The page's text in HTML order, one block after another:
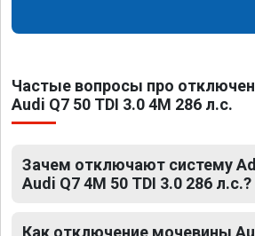
Частые вопросы про
Audi Q7 50 TDI 3.0 4M 286 л.с.
Зачем отключают систему
Audi Q7 4M 50 TDI 3.0 286 л.с.?
Как отключение мочевины